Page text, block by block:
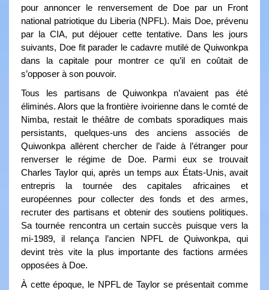
pour annoncer le renversement de Doe par un Front
national patriotique du Liberia (NPFL). Mais Doe, prévenu
par la CIA, put déjouer cette tentative. Dans les jours
suivants, Doe fit parader le cadavre mutilé de Quiwonkpa
dans la capitale pour montrer ce qu’il en coûtait de
s’opposer à son pouvoir.
Tous les partisans de Quiwonkpa n’avaient pas été
éliminés. Alors que la frontière ivoirienne dans le comté de
Nimba, restait le théâtre de combats sporadiques mais
persistants, quelques-uns des anciens associés de
Quiwonkpa allèrent chercher de l’aide à l’étranger pour
renverser le régime de Doe. Parmi eux se trouvait
Charles Taylor qui, après un temps aux États-Unis, avait
entrepris la tournée des capitales africaines et
européennes pour collecter des fonds et des armes,
recruter des partisans et obtenir des soutiens politiques.
Sa tournée rencontra un certain succès puisque vers la
mi-1989, il relança l’ancien NPFL de Quiwonkpa, qui
devint très vite la plus importante des factions armées
opposées à Doe.
À cette époque, le NPFL de Taylor se présentait comme